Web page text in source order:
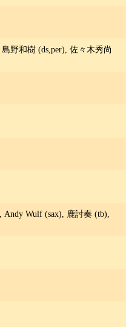
野和樹 (ds,per), 佐々木秀尚
Wulf (sax), 鹿討奏 (tb),